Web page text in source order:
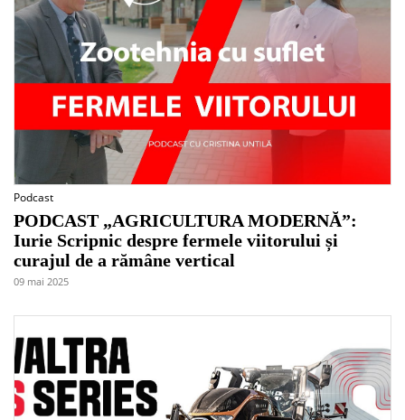
Podcast
PODCAST „AGRICULTURA MODERNĂ”:
Iurie Scripnic despre fermele viitorului și
curajul de a rămâne vertical
09 mai 2025